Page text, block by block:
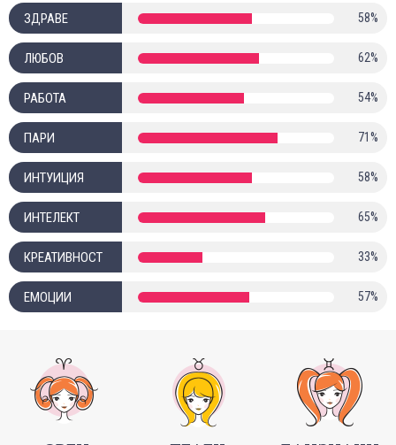
ЗДРАВЕ 58%
ЛЮБОВ 62%
РАБОТА 54%
ПАРИ 71%
ИНТУИЦИЯ 58%
ИНТЕЛЕКТ 65%
КРЕАТИВНОСТ 33%
ЕМОЦИИ 57%